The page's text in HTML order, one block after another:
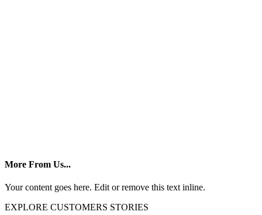
More From Us...
Your content goes here. Edit or remove this text inline.
EXPLORE CUSTOMERS STORIES